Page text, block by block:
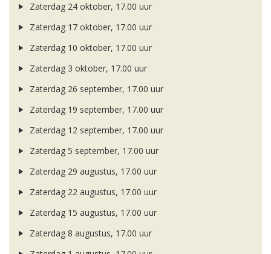
Zaterdag 24 oktober, 17.00 uur
Zaterdag 17 oktober, 17.00 uur
Zaterdag 10 oktober, 17.00 uur
Zaterdag 3 oktober, 17.00 uur
Zaterdag 26 september, 17.00 uur
Zaterdag 19 september, 17.00 uur
Zaterdag 12 september, 17.00 uur
Zaterdag 5 september, 17.00 uur
Zaterdag 29 augustus, 17.00 uur
Zaterdag 22 augustus, 17.00 uur
Zaterdag 15 augustus, 17.00 uur
Zaterdag 8 augustus, 17.00 uur